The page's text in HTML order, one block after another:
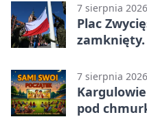
7 sierpnia 2026
Plac
zamknięty.
7 sierpnia 2026
pod